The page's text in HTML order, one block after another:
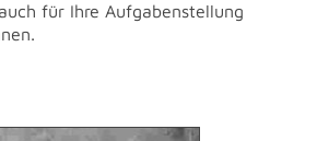
für Ihre Aufgabenstellung